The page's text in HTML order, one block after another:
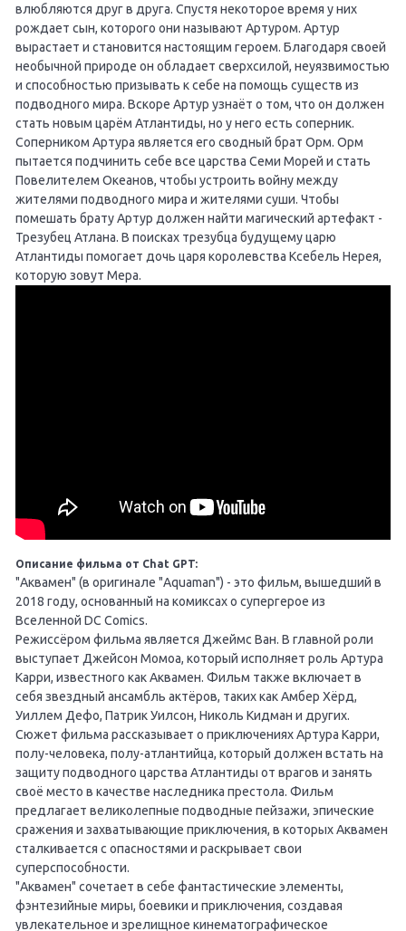
влюбляются друг в друга. Спустя некоторое время у них
рождает сын, которого они называют Артуром. Артур
вырастает и становится настоящим героем. Благодаря своей
необычной природе он обладает сверхсилой, неуязвимостью
и способностью призывать к себе на помощь существ из
подводного мира. Вскоре Артур узнаёт о том, что он должен
стать новым царём Атлантиды, но у него есть соперник.
Соперником Артура является его сводный брат Орм. Орм
пытается подчинить себе все царства Семи Морей и стать
Повелителем Океанов, чтобы устроить войну между
жителями подводного мира и жителями суши. Чтобы
помешать брату Артур должен найти магический артефакт -
Трезубец Атлана. В поисках трезубца будущему царю
Атлантиды помогает дочь царя королевства Ксебель Нерея,
которую зовут Мера.
Описание фильма от Chat GPT:
"Аквамен" (в оригинале "Aquaman") - это фильм, вышедший в
2018 году, основанный на комиксах о супергерое из
Вселенной DC Comics.
Режиссёром фильма является Джеймс Ван. В главной роли
выступает Джейсон Момоа, который исполняет роль Артура
Карри, известного как Аквамен. Фильм также включает в
себя звездный ансамбль актёров, таких как Амбер Хёрд,
Уиллем Дефо, Патрик Уилсон, Николь Кидман и других.
Сюжет фильма рассказывает о приключениях Артура Карри,
полу-человека, полу-атлантийца, который должен встать на
защиту подводного царства Атлантиды от врагов и занять
своё место в качестве наследника престола. Фильм
предлагает великолепные подводные пейзажи, эпические
сражения и захватывающие приключения, в которых Аквамен
сталкивается с опасностями и раскрывает свои
суперспособности.
"Аквамен" сочетает в себе фантастические элементы,
фэнтезийные миры, боевики и приключения, создавая
увлекательное и зрелищное кинематографическое